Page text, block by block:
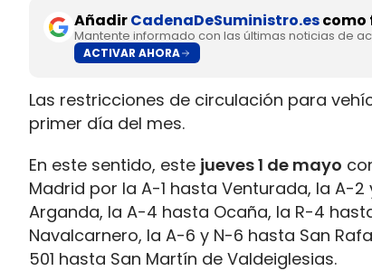
AñadirCadenaDeSuministro.escomo
Mantente informado con las últimas noticias de
ACTIVAR AHORA
Las restricciones de circulación para
primer día del mes.
En este sentido, este jueves 1 de mayo
Madrid por la A-1 hasta Venturada, la A-
Arganda, la A-4 hasta Ocaña, la R-4
Navalcarnero, la A-6 y N-6 hasta San
501 hasta San Martín de Valdeiglesias.